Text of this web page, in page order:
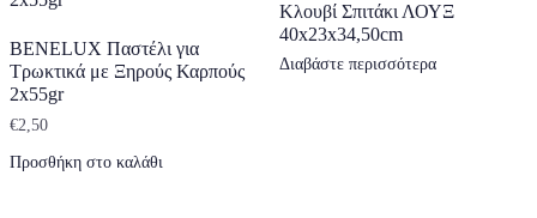
BENELUX Παστέλι για
Τρωκτικά με Ξηρούς Καρπούς
2x55gr
€2,50
Προσθήκη στο καλάθι
Κλουβί Σπιτάκι ΛΟΥΞ
40x23x34,50cm
Διαβάστε περισσότερα